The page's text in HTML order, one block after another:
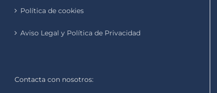
Política de cookies
Aviso Legal y Política de Privacidad
Contacta con nosotros: